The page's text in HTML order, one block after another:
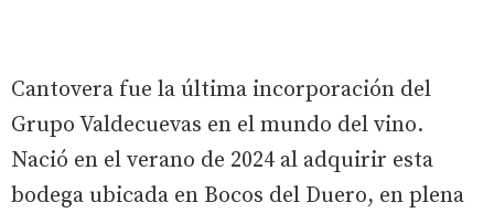
Cantovera fue la última incorporación del
Grupo Valdecuevas en el mundo del vino.
Nació en el verano de 2024 al adquirir esta
bodega ubicada en Bocos del Duero, en plena